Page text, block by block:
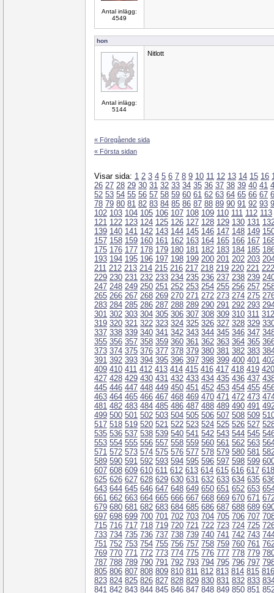
Antal inlägg:
4549
hon
Antal inlägg:
5144
Nitlott
« Föregående sida
« Första sidan
Visar sida: 1 2 3 4 5 6 7 8 9 10 11 12 13 14 15 16
26 27 28 29 30 31 32 33 34 35 36 37 38 39 40 41
52 53 54 55 56 57 58 59 60 61 62 63 64 65 66 67
78 79 80 81 82 83 84 85 86 87 88 89 90 91 92 93
102 103 104 105 106 107 108 109 110 111 112 113
121 122 123 124 125 126 127 128 129 130 131
139 140 141 142 143 144 145 146 147 148 149
157 158 159 160 161 162 163 164 165 166 167
175 176 177 178 179 180 181 182 183 184 185
193 194 195 196 197 198 199 200 201 202 203
211 212 213 214 215 216 217 218 219 220 221 222
229 230 231 232 233 234 235 236 237 238 239
247 248 249 250 251 252 253 254 255 256 257
265 266 267 268 269 270 271 272 273 274 275
283 284 285 286 287 288 289 290 291 292 293
301 302 303 304 305 306 307 308 309 310 311 312
319 320 321 322 323 324 325 326 327 328 329
337 338 339 340 341 342 343 344 345 346 347
355 356 357 358 359 360 361 362 363 364 365
373 374 375 376 377 378 379 380 381 382 383
391 392 393 394 395 396 397 398 399 400 401
409 410 411 412 413 414 415 416 417 418 419 420
427 428 429 430 431 432 433 434 435 436 437
445 446 447 448 449 450 451 452 453 454 455
463 464 465 466 467 468 469 470 471 472 473
481 482 483 484 485 486 487 488 489 490 491
499 500 501 502 503 504 505 506 507 508 509
517 518 519 520 521 522 523 524 525 526 527
535 536 537 538 539 540 541 542 543 544 545
553 554 555 556 557 558 559 560 561 562 563
571 572 573 574 575 576 577 578 579 580 581
589 590 591 592 593 594 595 596 597 598 599
607 608 609 610 611 612 613 614 615 616 617 618
625 626 627 628 629 630 631 632 633 634 635
643 644 645 646 647 648 649 650 651 652 653
661 662 663 664 665 666 667 668 669 670 671
679 680 681 682 683 684 685 686 687 688 689
697 698 699 700 701 702 703 704 705 706 707
715 716 717 718 719 720 721 722 723 724 725
733 734 735 736 737 738 739 740 741 742 743
751 752 753 754 755 756 757 758 759 760 761
769 770 771 772 773 774 775 776 777 778 779
787 788 789 790 791 792 793 794 795 796 797
805 806 807 808 809 810 811 812 813 814 815 816
823 824 825 826 827 828 829 830 831 832 833
841 842 843 844 845 846 847 848 849 850 851